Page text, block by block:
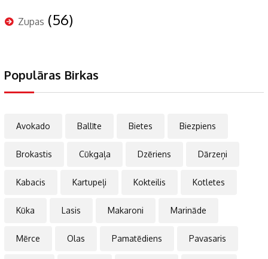
Zupas (56)
Populāras Birkas
Avokado Ballīte Bietes Biezpiens
Brokastis Cūkgaļa Dzēriens Dārzeņi
Kabacis Kartupeļi Kokteilis Kotletes
Kūka Lasis Makaroni Marināde
Mērce Olas Pamatēdiens Pavasaris